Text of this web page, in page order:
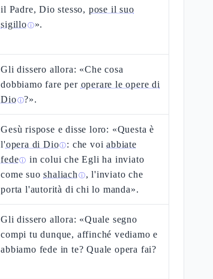
il Padre, Dio stesso, pose il suo
sigilloⓘ».
Gli dissero allora: «Che cosa
dobbiamo fare per operare le opere di
Dioⓘ?».
Gesù rispose e disse loro: «Questa è
l'opera di Dioⓘ: che voiabbiate
fedeⓘ in colui che Egli ha inviato
come suoshaliach ⓘ, l'inviato che
porta l'autorità di chi lo manda».
Gli dissero allora: «Quale segno
compi tu dunque, affinché vediamo e
abbiamo fede in te? Quale opera fai?